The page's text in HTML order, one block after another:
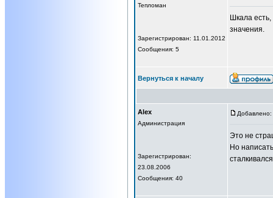
Тепломан
Зарегистрирован: 11.01.2012
Сообщения: 5
Шкала
значения.
Вернуться к началу
Alex
Администрация
Зарегистрирован:
23.08.2006
Сообщения: 40
Это не
Но